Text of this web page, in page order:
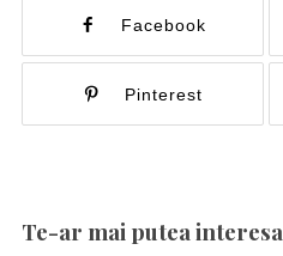
Facebook
Pinterest
Te-ar mai putea interesa